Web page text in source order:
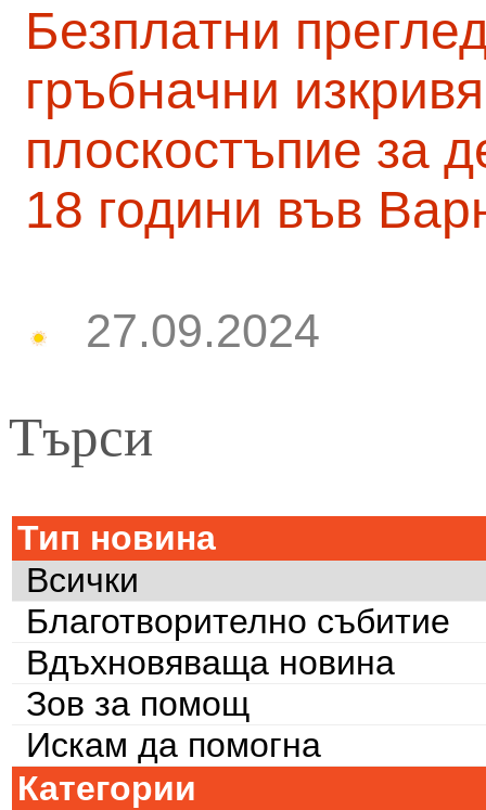
Безплатни
гръбначни
плоскостъпие за
18 години във
27.09.2024
Търси
Тип новина
Всички
Благотворително събитие
Вдъхновяваща новина
Зов за помощ
Искам да помогна
Категории